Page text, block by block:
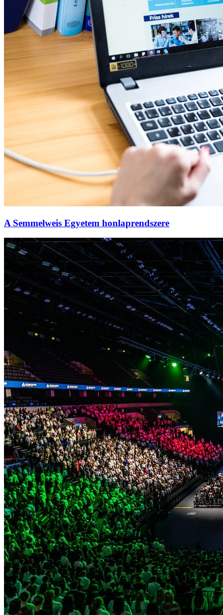
A Semmelweis Egyetem honlaprendszere